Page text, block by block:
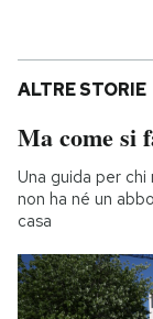
ALTRE STORIE
Ma come si
Una guida per
non ha né un
casa